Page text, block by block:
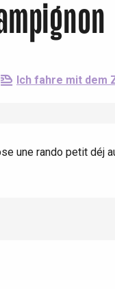
Ich fahre mit dem
une rando petit déj